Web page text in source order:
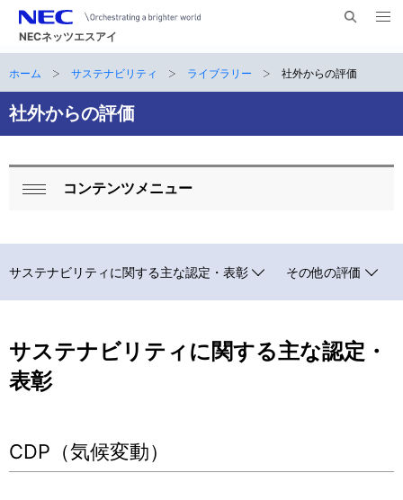
NECネッツエスアイ
内
メ
ナ
ビ
ゲ
ー
ン
サ
イ
現
在
置
ホーム サステナビリティ ライブラリー 社外からの評価
社外からの評価
ロ
カ
ル
ビ
ゲ
シ
コンテンツメニュー
サステナビリティに関する主な認定・表彰 その他の評価
サステナビリティに関する主な認定・
表彰
CDP（気候変動）